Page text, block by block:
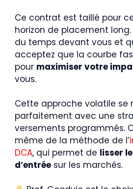
Ce contrat est taillé pour
horizon de placement long.
du temps devant vous et
acceptez que la courbe
pour maximiser votre
vous.
Cette approche volatile se
parfaitement avec une
versements programmés.
même de la méthode de l’
DCA, qui permet de lisser
d’entrée sur les marchés.